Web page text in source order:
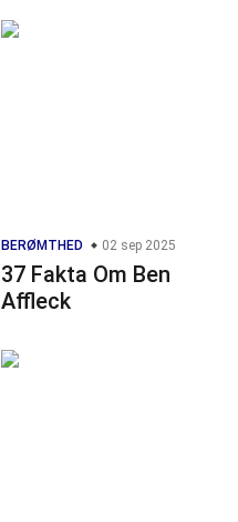
BERØMTHED 02 sep 2025
37 Fakta Om Ben
Affleck